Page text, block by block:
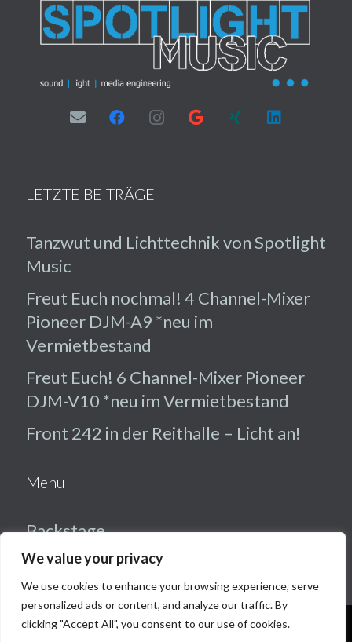
We value your privacy
We use cookies to enhance your browsing experience, serve
personalized ads or content, and analyze our traffic. By
clicking "Accept All", you consent to our use of cookies.
LETZTE BEITRÄGE
Tanzwut und Lichttechnik von Spotlight
Music
Freut Euch nochmal! 4 Channel-Mixer
Pioneer DJM-A9 *neu im
Vermietbestand
Freut Euch! 6 Channel-Mixer Pioneer
DJM-V10 *neu im Vermietbestand
Front 242 in der Reithalle – Licht an!
Menu
Backstage
Veranstaltungstechnik
Referenzen
Kontakt
Diese Website benutzt Cookies. Wenn Du die Website weiter